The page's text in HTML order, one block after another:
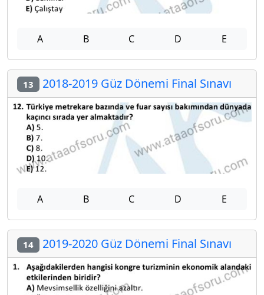
A B C D E
13 2018-2019 Güz Dönemi Final Sınavı
A B C D E
14 2019-2020 Güz Dönemi Final Sınavı